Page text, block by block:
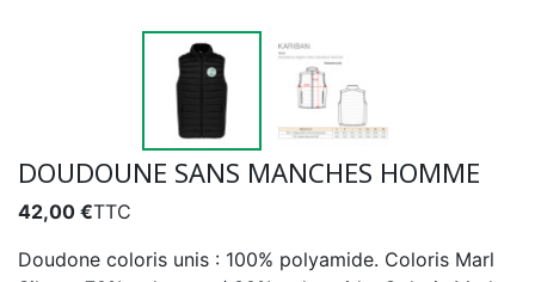
DOUDOUNE SANS MANCHES HOMME
42,00 €TTC
Doudone coloris unis : 100% polyamide. Coloris Marl